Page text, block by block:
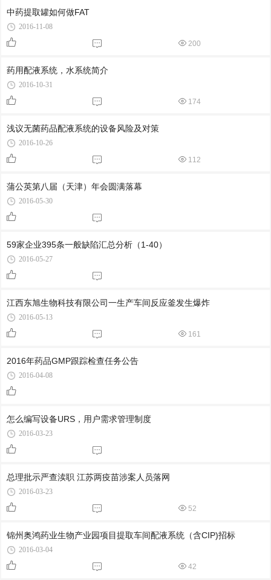
中药提取罐如何做FAT
2016-11-08
200
药用配液系统，水系统简介
2016-10-31
174
浅议无菌药品配液系统的设备风险及对策
2016-10-26
112
蒲公英第八届（天津）年会圆满落幕
2016-05-30
59家企业395条一般缺陷汇总分析（1-40）
2016-05-27
江西东旭生物科技有限公司一生产车间反应釜发生爆炸
2016-05-13
161
2016年药品GMP跟踪检查任务公告
2016-04-08
怎么编写设备URS，用户需求管理制度
2016-03-23
总理批示严查渎职 江苏两疫苗涉案人员落网
2016-03-23
52
锦州奥鸿药业生物产业园项目提取车间配液系统（含CIP)招标
2016-03-04
42